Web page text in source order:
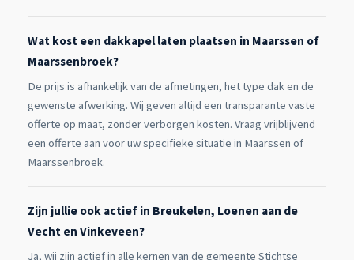
Wat kost een dakkapel laten plaatsen in Maarssen of
Maarssenbroek?
De prijs is afhankelijk van de afmetingen, het type dak en de
gewenste afwerking. Wij geven altijd een transparante vaste
offerte op maat, zonder verborgen kosten. Vraag vrijblijvend
een offerte aan voor uw specifieke situatie in Maarssen of
Maarssenbroek.
Zijn jullie ook actief in Breukelen, Loenen aan de
Vecht en Vinkeveen?
Ja, wij zijn actief in alle kernen van de gemeente Stichtse